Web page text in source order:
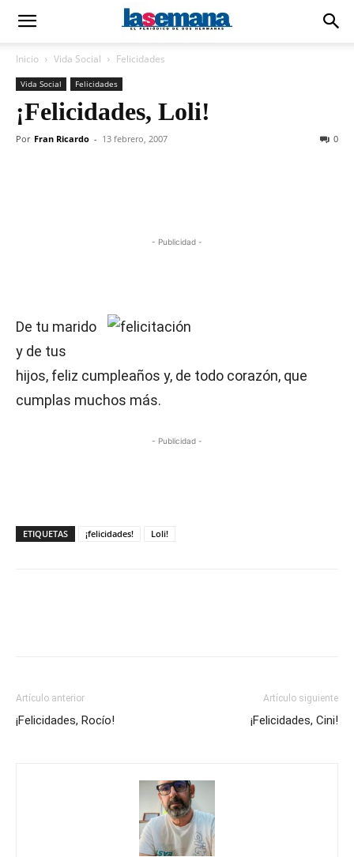
Inicio Vida Social Felicidades
Vida Social Felicidades
¡Felicidades, Loli!
Por Fran Ricardo - 13 febrero, 2007 0
- Publicidad -
De tu marido
y de tus
hijos, feliz cumpleaños y, de todo corazón, que
cumplas muchos más.
- Publicidad -
ETIQUETAS ¡felicidades! Loli!
Artículo anterior
¡Felicidades, Rocío!
Artículo siguiente
¡Felicidades, Cini!